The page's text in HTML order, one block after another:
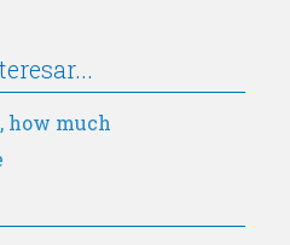
how much